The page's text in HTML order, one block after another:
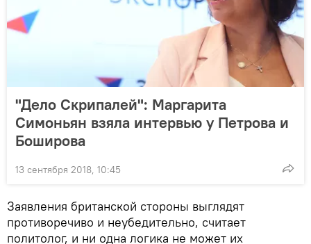
"Дело Скрипалей": Маргарита
Симоньян взяла интервью у Петрова и
Боширова
13 сентября 2018, 10:45
Заявления британской стороны выглядят
противоречиво и неубедительно, считает
политолог, и ни одна логика не может их